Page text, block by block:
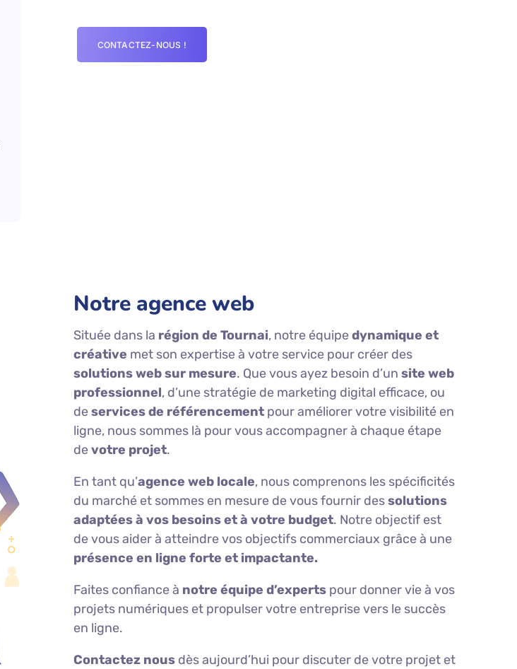
CONTACTEZ-NOUS !
Notre agence web
Située dans la région de Tournai, notre équipedynamique et
créative met son expertise à votre service pour créer des
solutions web sur mesure. Que vous ayez besoin d’un site web
professionnel, d’une stratégie de marketing digital efficace, ou
deservices de référencement pour améliorer votre visibilité en
ligne, nous sommes là pour vous accompagner à chaque étape
devotre projet.
En tant qu’agence web locale, nous comprenons les spécificités
du marché et sommes en mesure de vous fournir dessolutions
adaptées à vos besoins et à votre budget. Notre objectif est
de vous aider à atteindre vos objectifs commerciaux grâce à une
présence en ligne forte et impactante.
Faites confiance à notre équipe d’experts pour donner vie à vos
projets numériques et propulser votre entreprise vers le succès
en ligne.
Contactez nous dès aujourd’hui pour discuter de votre projet et